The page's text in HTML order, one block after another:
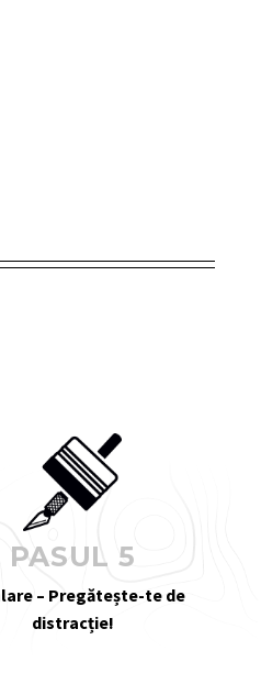
PASUL 5
– Pregătește-te de
distracție!